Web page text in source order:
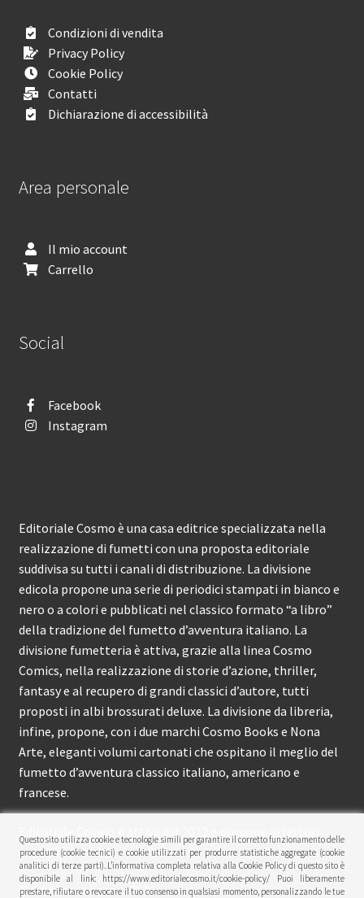
Condizioni di vendita
Privacy Policy
Cookie Policy
Contatti
Dichiarazione di accessibilità
Area personale
Il mio account
Carrello
Social
Facebook
Instagram
Editoriale Cosmo è una casa editrice specializzata nella
realizzazione di fumetti con una proposta editoriale
suddivisa su tutti i canali di distribuzione. La divisione
edicola propone una serie di periodici stampati in bianco e
nero o a colori e pubblicati nel classico formato “a libro”
della tradizione del fumetto d’avventura italiano. La
divisione fumetteria è attiva, grazie alla linea Cosmo
Comics, nella realizzazione di storie d’azione, thriller,
fantasy e al recupero di grandi classici d’autore, tutti
proposti in albi brossurati deluxe. La divisione da libreria,
infine, propone, con i due marchi Cosmo Books e Nona
Arte, eleganti volumi cartonati che ospitano il meglio del
fumetto d’avventura classico italiano, americano e
francese.
circa 150 pubblicazioni l’anno.
© Editoriale Cosmo 2026
Questo sito utilizza cookie e tecnologie simili per garantire il corretto funzionamento delle
procedure (cookie tecnici) e cookie utilizzati per produrre statistiche aggregate (cookie
analitici di terze parti). L’informativa completa relativa alla Cookie Policy di questo sito è
disponibile al link: https://www.editorialecosmo.it/cookie-policy/ Puoi liberamente
prestare, rifiutare o revocare il tuo consenso in qualsiasi momento, personalizzando le tue